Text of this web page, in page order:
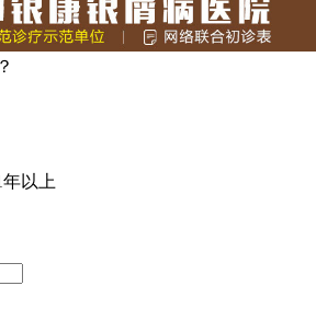
年以上